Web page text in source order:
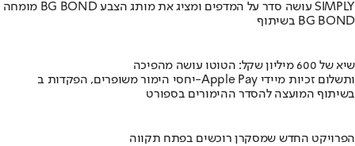
מומחה BG BOND עושה סדר על המדפים ומציג את מותג הצבע SIMPLY
בשיתוף BG BOND
שיא של 600 מיליון שקל: הטוטו עושה מהפיכה
יחסי הימור משופרים, הפקדות ב-Apple Pay ותשלום זכיות מיידי
בשיתוף המועצה להסדר ההימורים בספורט
הפרויקט החדש שמסקרן רוכשים בפתח תקווה